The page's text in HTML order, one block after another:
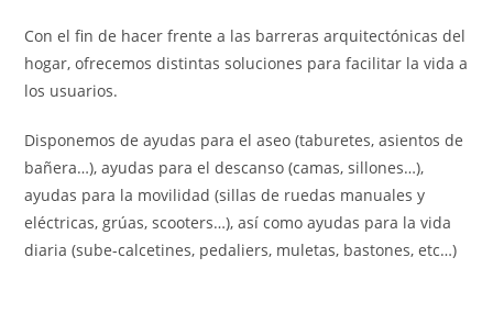
Con el fin de hacer frente a las barreras arquitectónicas del
hogar, ofrecemos distintas soluciones para facilitar la vida a
los usuarios.
Disponemos de ayudas para el aseo (taburetes, asientos de
bañera…), ayudas para el descanso (camas, sillones…),
ayudas para la movilidad (sillas de ruedas manuales y
eléctricas, grúas, scooters…), así como ayudas para la vida
diaria (sube-calcetines, pedaliers, muletas, bastones, etc…)